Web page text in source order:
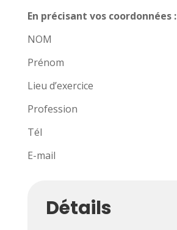
En précisant vos coordonnées :
NOM
Prénom
Lieu d’exercice
Profession
Tél
E-mail
Détails